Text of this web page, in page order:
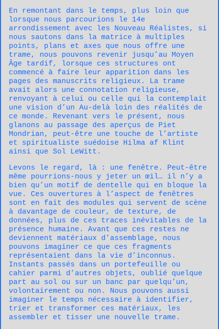
En remontant dans le temps, plus loin que
lorsque nous parcourions le 14e
arrondissement avec les Nouveau Réalistes, si
nous sautons dans la matrice à multiples
points, plans et axes que nous offre une
trame, nous pouvons revenir jusqu’au Moyen
Âge tardif, lorsque ces structures ont
commencé à faire leur apparition dans les
pages des manuscrits religieux. La trame
avait alors une connotation religieuse,
renvoyant à celui ou celle qui la contemplait
une vision d’un Au-delà loin des réalités de
ce monde. Revenant vers le présent, nous
glanons au passage des aperçus de Piet
Mondrian, peut-être une touche de l’artiste
et spiritualiste suédoise Hilma af Klint
ainsi que Sol LeWitt.
Levons le regard, là : une fenêtre. Peut-être
même pourrions-nous y jeter un œil… il n’y a
bien qu’un motif de dentelle qui en bloque la
vue. Ces ouvertures à l’aspect de fenêtres
sont en fait des modules qui servent de scène
à davantage de couleur, de texture, de
données, plus de ces traces inévitables de la
présence humaine. Avant que ces restes ne
deviennent matériaux d’assemblage, nous
pouvons imaginer ce que ces fragments
représentaient dans la vie d’inconnus.
Instants passés dans un portefeuille ou
cahier parmi d’autres objets, oublié quelque
part au sol ou sur un banc par quelqu’un,
volontairement ou non. Nous pouvons aussi
imaginer le temps nécessaire à identifier,
trier et transformer ces matériaux, les
assembler et tisser une nouvelle trame.